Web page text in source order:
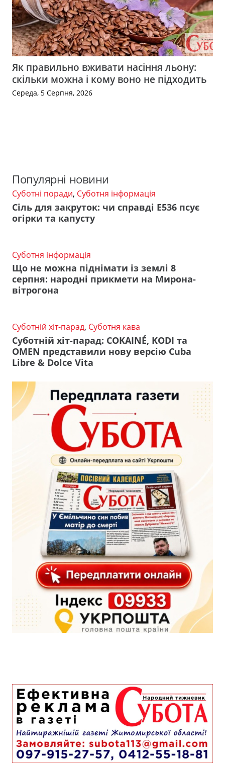
Як правильно вживати насіння льону:
скільки можна і кому воно не підходить
Середа, 5 Серпня, 2026
Популярні новини
Суботні поради, Суботня інформація
Сіль для закруток: чи справді Е536 псує
огірки та капусту
Суботня інформація
Що не можна піднімати із землі 8
серпня: народні прикмети на Мирона-
вітрогона
Суботній хіт-парад, Суботня кава
Суботній хіт-парад: COKAINÉ, KODI та
OMEN представили нову версію Cuba
Libre & Dolce Vita